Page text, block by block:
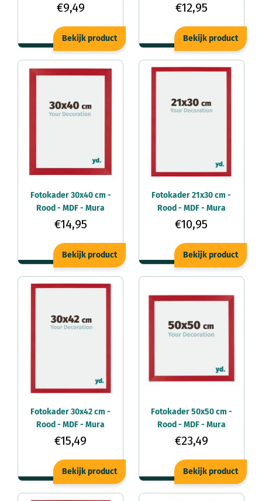
€9,49
Bekijk product
€12,95
Bekijk product
Fotokader 30x40 cm -
Rood - MDF - Mura
€14,95
Bekijk product
Fotokader 21x30 cm -
Rood - MDF - Mura
€10,95
Bekijk product
Fotokader 30x42 cm -
Rood - MDF - Mura
€15,49
Bekijk product
Fotokader 50x50 cm -
Rood - MDF - Mura
€23,49
Bekijk product